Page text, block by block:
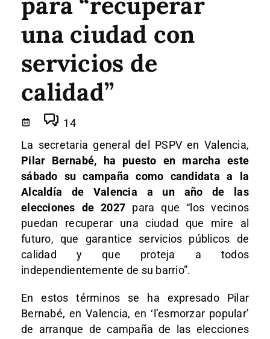
una ciudad con
servicios de
calidad”
14
La secretaria general del PSPV en Valencia,
Pilar Bernabé, ha puesto en marcha este
sábado su campaña como candidata a la
Alcaldía de Valencia a un año de las
elecciones de 2027 para que “los vecinos
puedan recuperar una ciudad que mire al
futuro, que garantice servicios públicos de
calidad y que proteja a todos
independientemente de su barrio”.
En estos términos se ha expresado Pilar
Bernabé, en Valencia, en ‘l’esmorzar popular’
de arranque de campaña de las elecciones